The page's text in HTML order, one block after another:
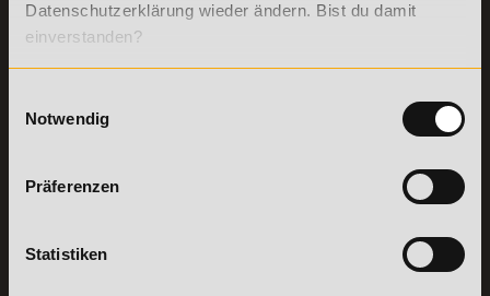
Datenschutzerklärung wieder ändern. Bist du damit
einverstanden?
Notwendig
Präferenzen
Statistiken
Academy of Sports GmbH
Willy-Brandt-Platz 2
71522Backnang
Fax:+49 (0) 7191 - 229 87 – 99
Freitag: 8:00 - 17:00 Uhr
Online Campus
Bildungsgutschein
Bring a Friend
Partnerprogramm
Stellenangebote